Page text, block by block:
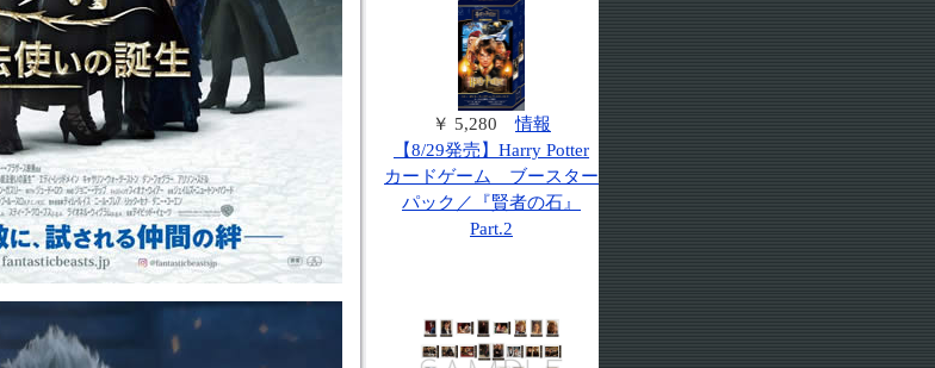
￥ 5,280情報
【8/29発売】Harry Potter
カードゲーム ブースター
パック／『賢者の石』
Part.2